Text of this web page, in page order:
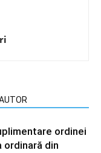
ordinei
din